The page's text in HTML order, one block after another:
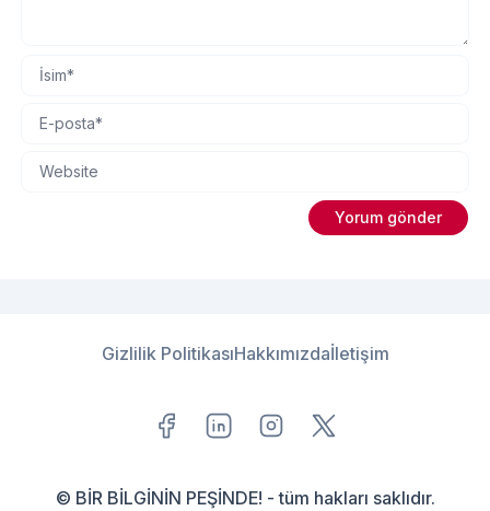
Gizlilik PolitikasıHakkımızdaİletişim
© BİR BİLGİNİN PEŞİNDE! - tüm hakları saklıdır.